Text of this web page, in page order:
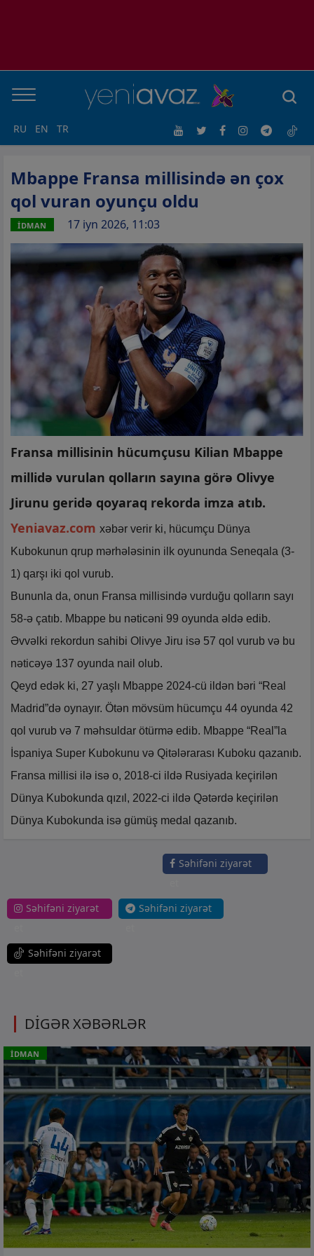
RU EN TR
Mbappe Fransa millisində ən çox
qol vuran oyunçu oldu
İDMAN 17 iyn 2026, 11:03
Fransa millisinin hücumçusu Kilian Mbappe
millidə vurulan qolların sayına görə Olivye
Jirunu geridə qoyaraq rekorda imza atıb.
Yeniavaz.com xəbər verir ki, hücumçu Dünya
Kubokunun qrup mərhələsinin ilk oyununda Seneqala (3-
1) qarşı iki qol vurub.
Bununla da, onun Fransa millisində vurduğu qolların sayı
58-ə çatıb. Mbappe bu nəticəni 99 oyunda əldə edib.
Əvvəlki rekordun sahibi Olivye Jiru isə 57 qol vurub və bu
nəticəyə 137 oyunda nail olub.
Qeyd edək ki, 27 yaşlı Mbappe 2024-cü ildən bəri “Real
Madrid”də oynayır. Ötən mövsüm hücumçu 44 oyunda 42
qol vurub və 7 məhsuldar ötürmə edib. Mbappe “Real”la
İspaniya Super Kubokunu və Qitələrarası Kuboku qazanıb.
Fransa millisi ilə isə o, 2018-ci ildə Rusiyada keçirilən
Dünya Kubokunda qızıl, 2022-ci ildə Qətərdə keçirilən
Dünya Kubokunda isə gümüş medal qazanıb.
Səhifəni ziyarət
Səhifəni ziyarət
Səhifəni ziyarət
Səhifəni ziyarət
DİGƏR XƏBƏRLƏR
İDMAN